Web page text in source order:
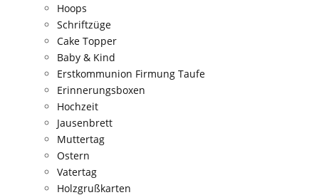
Hoops
Schriftzüge
Cake Topper
Baby & Kind
Erstkommunion Firmung Taufe
Erinnerungsboxen
Hochzeit
Jausenbrett
Muttertag
Ostern
Vatertag
Holzgrußkarten